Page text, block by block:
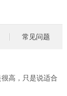
常见问题
高，只是说适合